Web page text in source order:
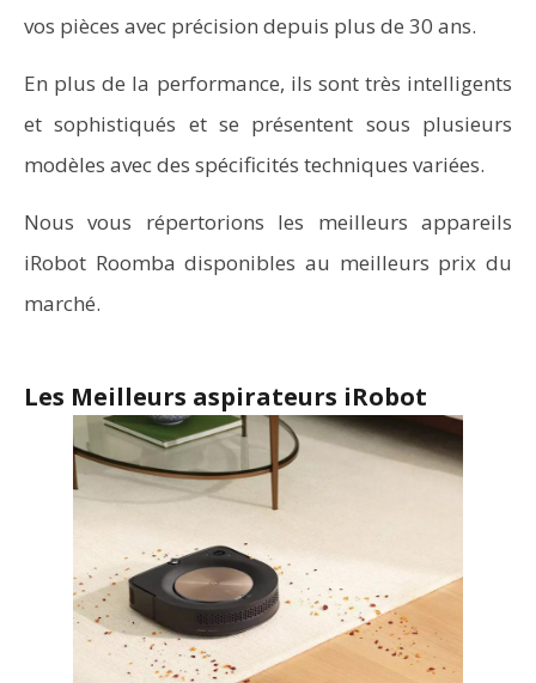
vos pièces avec précision depuis plus de 30 ans.
En plus de la performance, ils sont très intelligents
et sophistiqués et se présentent sous plusieurs
modèles avec des spécificités techniques variées.
Nous vous répertorions les meilleurs appareils
iRobot Roomba disponibles au meilleurs prix du
marché.
Les Meilleurs aspirateurs iRobot